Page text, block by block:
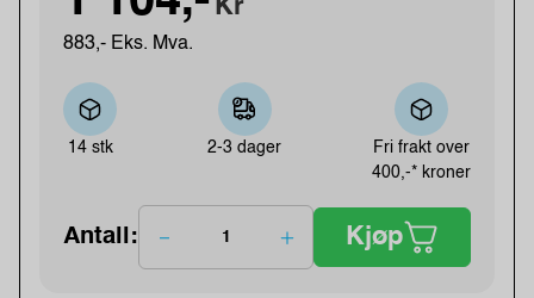
Kr
883,- Eks. Mva.
14 stk 2-3 dager
Fri frakt over
400,-* kroner
Antall: Kjøp